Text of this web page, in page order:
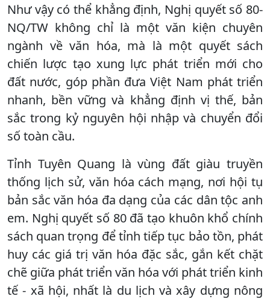
Như vậy có thể khẳng định, Nghị quyết số 80-
NQ/TW không chỉ là một văn kiện chuyên
ngành về văn hóa, mà là một quyết sách
chiến lược tạo xung lực phát triển mới cho
đất nước, góp phần đưa Việt Nam phát triển
nhanh, bền vững và khẳng định vị thế, bản
sắc trong kỷ nguyên hội nhập và chuyển đổi
số toàn cầu.
Tỉnh Tuyên Quang là vùng đất giàu truyền
thống lịch sử, văn hóa cách mạng, nơi hội tụ
bản sắc văn hóa đa dạng của các dân tộc anh
em. Nghị quyết số 80 đã tạo khuôn khổ chính
sách quan trọng để tỉnh tiếp tục bảo tồn, phát
huy các giá trị văn hóa đặc sắc, gắn kết chặt
chẽ giữa phát triển văn hóa với phát triển kinh
tế - xã hội, nhất là du lịch và xây dựng nông